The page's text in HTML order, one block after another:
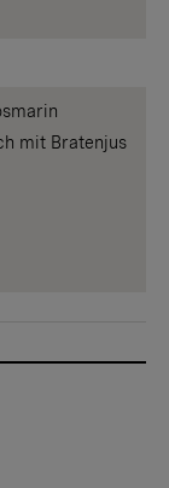
mit Bratenjus